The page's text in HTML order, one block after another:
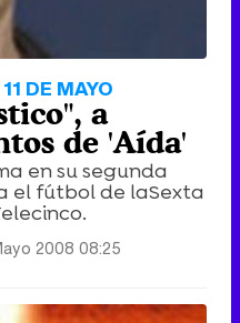
DE MAYO
a
de 'Aída'
en su segunda
el fútbol de laSexta
2008 08:25